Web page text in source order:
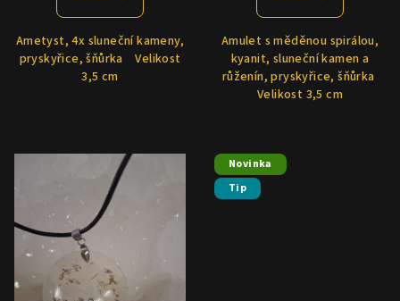
Ametyst, 4x sluneční kameny,
pryskyřice, šňůrka Velikost
3,5 cm
Amulet s měděnou spirálou,
kyanit, sluneční kamen a
růženín, pryskyřice, šňůrka
Velikost 3,5 cm
Novinka
Tip